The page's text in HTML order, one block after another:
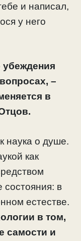
и написал,
у него
–
в
наука о душе.
как
в
естестве.
в том,
самости и